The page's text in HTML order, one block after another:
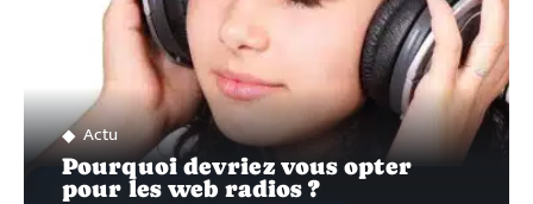
Actu
Pourquoi devriez vous opter
pour les web radios ?